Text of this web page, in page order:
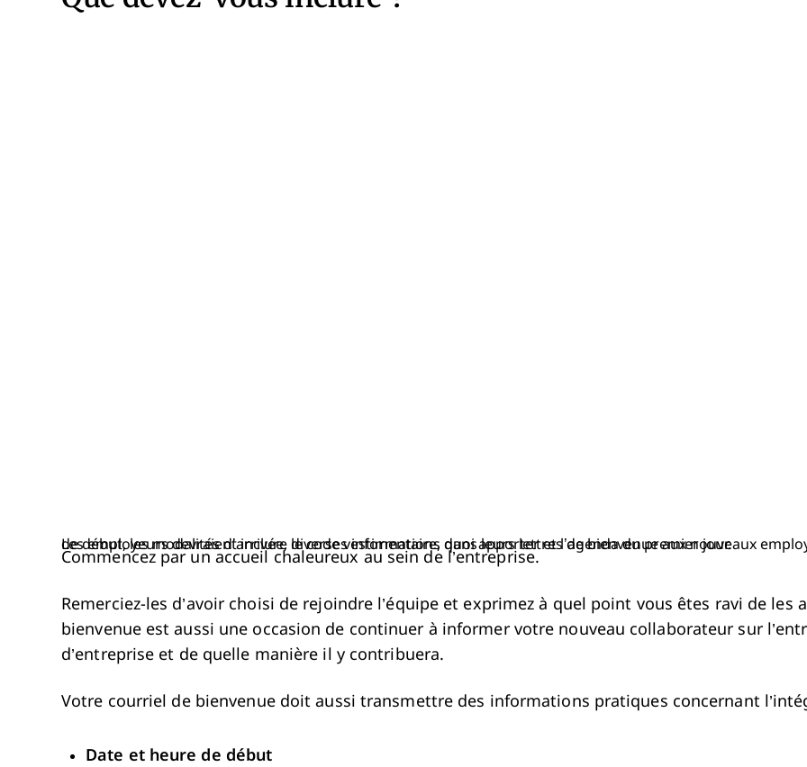
Les employeurs devraient inclure diverses informations dans leurs lettres de bienvenue aux nouveaux employés, comme la date et l’heure de début, les modalités d’arrivée, le code vestimentaire, quoi apporter et l’agenda du premier jour.
Commencez par un accueil chaleureux au sein de l’entreprise.
Remerciez-les d’avoir choisi de rejoindre l’équipe et exprimez à quel point vous êtes ravi de les
bienvenue est aussi une occasion de continuer à informer votre nouveau collaborateur sur
d’entreprise et de quelle manière il y contribuera.
Votre courriel de bienvenue doit aussi transmettre des informations pratiques concernant
Date et heure de début